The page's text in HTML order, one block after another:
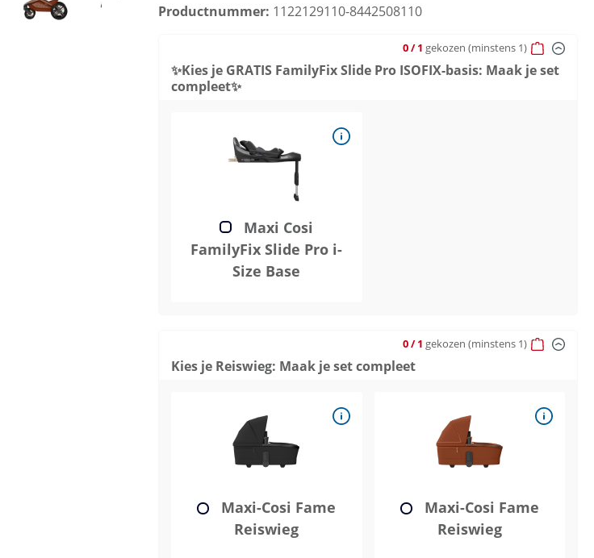
Productnummer: 1122129110-8442508110
✨Kies je GRATIS FamilyFix Slide Pro ISOFIX-basis: Maak je set
compleet✨
0/ 1 gekozen (minstens 1)
Maxi Cosi
FamilyFix Slide Pro i-
Size Base
Kies je Reiswieg: Maak je set compleet
0/ 1 gekozen (minstens 1)
Maxi-Cosi Fame
Reiswieg
Maxi-Cosi Fame
Reiswieg